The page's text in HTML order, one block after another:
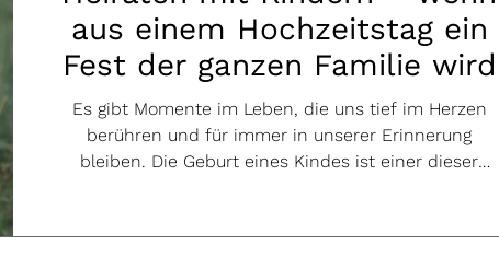
aus einem Hochzeitstag ein
Fest der ganzen Familie wird
Es gibt Momente im Leben, die uns tief im Herzen
berühren und für immer in unserer Erinnerung
bleiben. Die Geburt eines Kindes ist einer dieser
das Ja-Wort nicht nur als Liebespaar, sondern als